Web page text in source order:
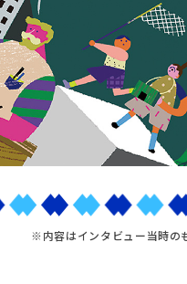
※内容はインタビュー当時の